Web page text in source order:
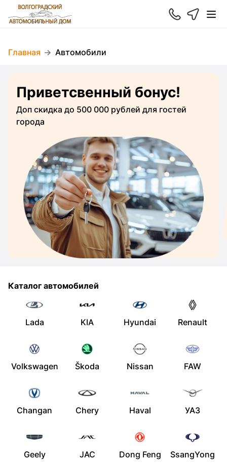
Главная Автомобили
Приветсвенный бонус!
Доп скидка до 500 000 рублей для гостей
города
Каталог автомобилей
Lada KIA Hyundai Renault
Volkswagen Škoda Nissan FAW
Changan Chery Haval УАЗ
Geely JAC Dong Feng SsangYong